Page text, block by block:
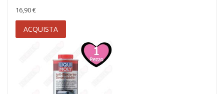
16,90 €
ACQUISTA